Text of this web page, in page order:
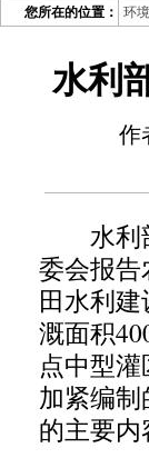
您所在的位置： 环
水利
作
水利部
委会报
田水利
溉面积
点中型
加紧编
的主要内